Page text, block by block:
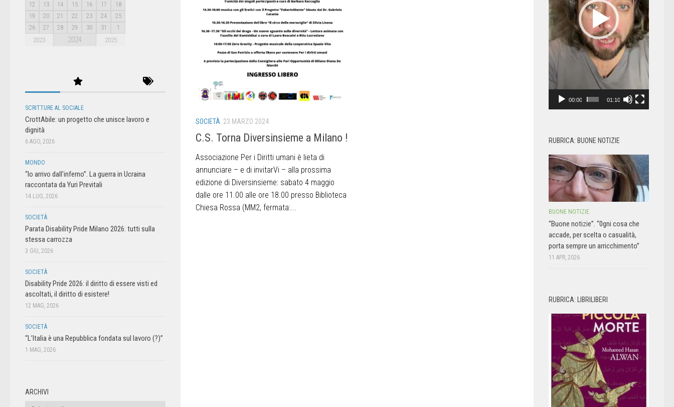
SOCIETÀ 23 MARZO 2024
C.S. Torna Diversinsieme a Milano !
Associazione Per i Diritti umani è lieta di
annunciare – e di invitarVi – alla prossima
edizione di Diversinsieme: sabato 4 maggio
dalle ore 11.00 alle ore 18.00 presso Biblioteca
Chiesa Rossa (MM2, fermata:...
12
13 14 15 16 17
18
19
20 21 22 23 24
25
26
27 28 29 30 31 1
2023 2024 2025
SCRITTURE AL SOCIALE
CrottAbile: un progetto che unisce lavoro e
dignità
6 AGO, 2026
MONDO
“Io arrivo dall’inferno”. La guerra in Ucraina
raccontata da Yuri Previtali
14 LUG, 2026
SOCIETÀ
Parata Disability Pride Milano 2026: tutti sulla
stessa carrozza
3 GIU, 2026
SOCIETÀ
Disability Pride 2026: il diritto di essere visti ed
ascoltati, il diritto di esistere!
12 MAG, 2026
SOCIETÀ
“L’Italia è una Repubblica fondata sul lavoro (?)”
1 MAG, 2026
ARCHIVI
00:00 01:10
RUBRICA: BUONE NOTIZIE
BUONE NOTIZIE
“Buone notizie”. “0gni cosa che
accade, per scelta o casualità,
porta sempre un arricchimento”
11 APR, 2026
RUBRICA: LIBRILIBERI